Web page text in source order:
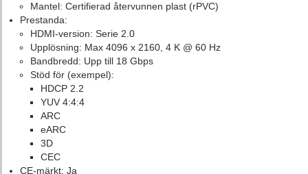
Mantel: Certifierad återvunnen plast (rPVC)
Prestanda:
HDMI-version: Serie 2.0
Upplösning: Max 4096 x 2160, 4 K @ 60 Hz
Bandbredd: Upp till 18 Gbps
Stöd för (exempel):
HDCP 2.2
YUV 4:4:4
ARC
eARC
3D
CEC
CE-märkt: Ja